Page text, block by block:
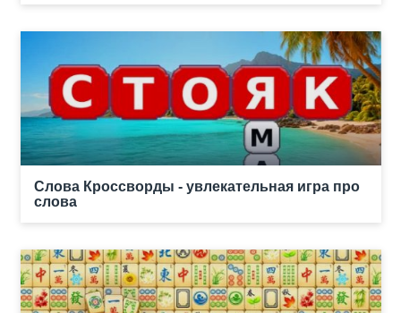
Слова Кроссворды - увлекательная игра про
слова